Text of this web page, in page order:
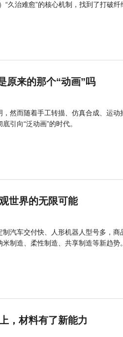
久治难愈”的核心机制，找到了打破纤
原来的那个“动画”吗
然而随着手工转描、仿真合成、运
引向“泛动画”的时代。
世界的无限可能
制汽车交付快、人形机器人型号多，
制造、柔性制造、共享制造等新趋势。
，材料有了新能力